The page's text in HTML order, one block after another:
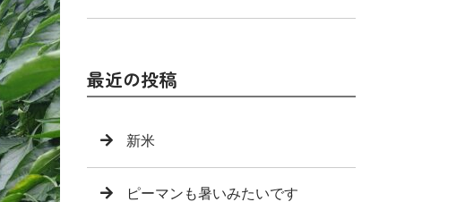
最近の投稿
新米
ピーマンも暑いみたいです